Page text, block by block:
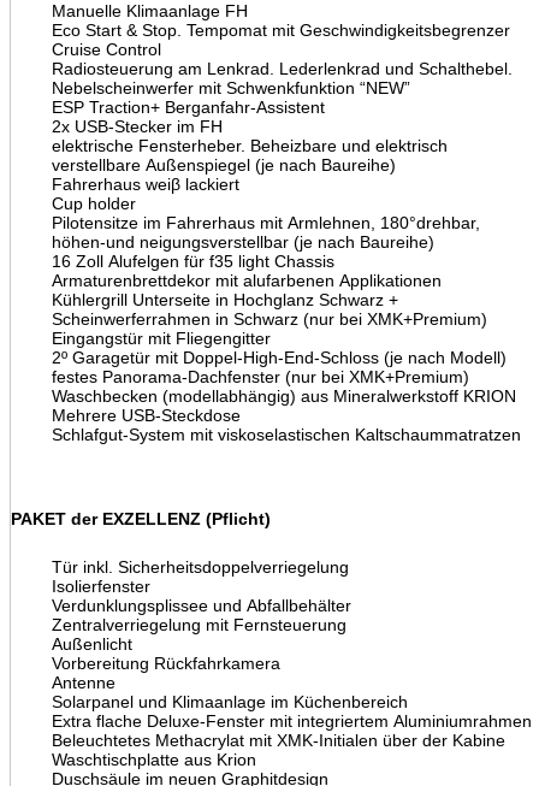
Manuelle Klimaanlage FH
Eco Start & Stop. Tempomat mit Geschwindigkeitsbegrenzer
Cruise Control
Radiosteuerung am Lenkrad. Lederlenkrad und Schalthebel.
Nebelscheinwerfer mit Schwenkfunktion “NEW”
ESP Traction+ Berganfahr-Assistent
2x USB-Stecker im FH
elektrische Fensterheber. Beheizbare und elektrisch
verstellbare Außenspiegel (je nach Baureihe)
Fahrerhaus weiβ lackiert
Cup holder
Pilotensitze im Fahrerhaus mit Armlehnen, 180°drehbar,
höhen-und neigungsverstellbar (je nach Baureihe)
16 Zoll Alufelgen für f35 light Chassis
Armaturenbrettdekor mit alufarbenen Applikationen
Kühlergrill Unterseite in Hochglanz Schwarz +
Scheinwerferrahmen in Schwarz (nur bei XMK+Premium)
Eingangstür mit Fliegengitter
2º Garagetür mit Doppel-High-End-Schloss (je nach Modell)
festes Panorama-Dachfenster (nur bei XMK+Premium)
Waschbecken (modellabhängig) aus Mineralwerkstoff KRION
Mehrere USB-Steckdose
Schlafgut-System mit viskoselastischen Kaltschaummatratzen
PAKET der EXZELLENZ (Pflicht)
Tür inkl. Sicherheitsdoppelverriegelung
Isolierfenster
Verdunklungsplissee und Abfallbehälter
Zentralverriegelung mit Fernsteuerung
Außenlicht
Vorbereitung Rückfahrkamera
Antenne
Solarpanel und Klimaanlage im Küchenbereich
Extra flache Deluxe-Fenster mit integriertem Aluminiumrahmen
Beleuchtetes Methacrylat mit XMK-Initialen über der Kabine
Waschtischplatte aus Krion
Duschsäule im neuen Graphitdesign